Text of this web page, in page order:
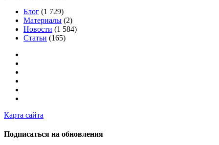
Блог (1 729)
Материалы (2)
Новости (1 584)
Статьи (165)
Карта сайта
Подписаться на обновления